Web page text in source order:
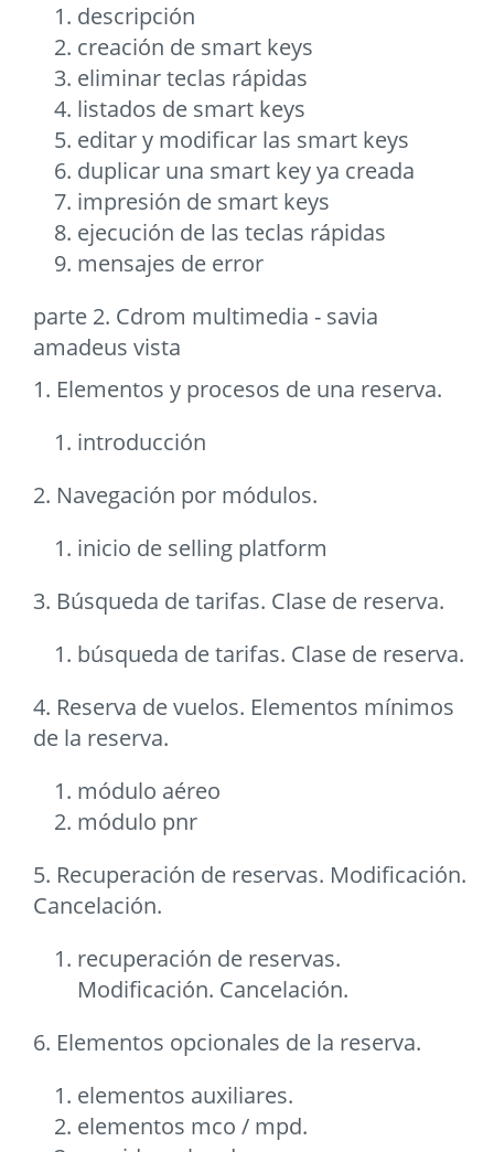
descripción
creación de smart keys
eliminar teclas rápidas
listados de smart keys
editar y modificar las smart keys
duplicar una smart key ya creada
impresión de smart keys
ejecución de las teclas rápidas
mensajes de error
parte 2. Cdrom multimedia - savia
amadeus vista
1. Elementos y procesos de una reserva.
introducción
2. Navegación por módulos.
inicio de selling platform
3. Búsqueda de tarifas. Clase de reserva.
búsqueda de tarifas. Clase de reserva.
4. Reserva de vuelos. Elementos mínimos
de la reserva.
módulo aéreo
módulo pnr
5. Recuperación de reservas. Modificación.
Cancelación.
recuperación de reservas.
Modificación. Cancelación.
6. Elementos opcionales de la reserva.
elementos auxiliares.
elementos mco / mpd.